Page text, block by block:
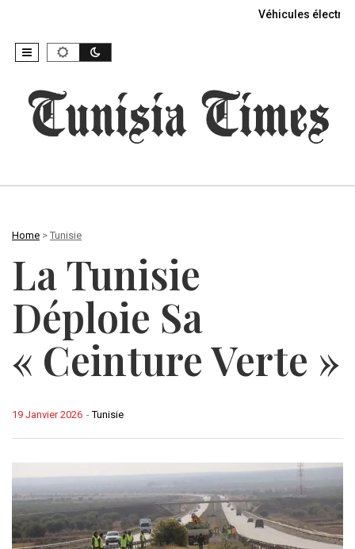
Véhicules
Home > Tunisie
La Tunisie
Déploie Sa
« Ceinture Verte »
-Tunisie
19 Janvier 2026